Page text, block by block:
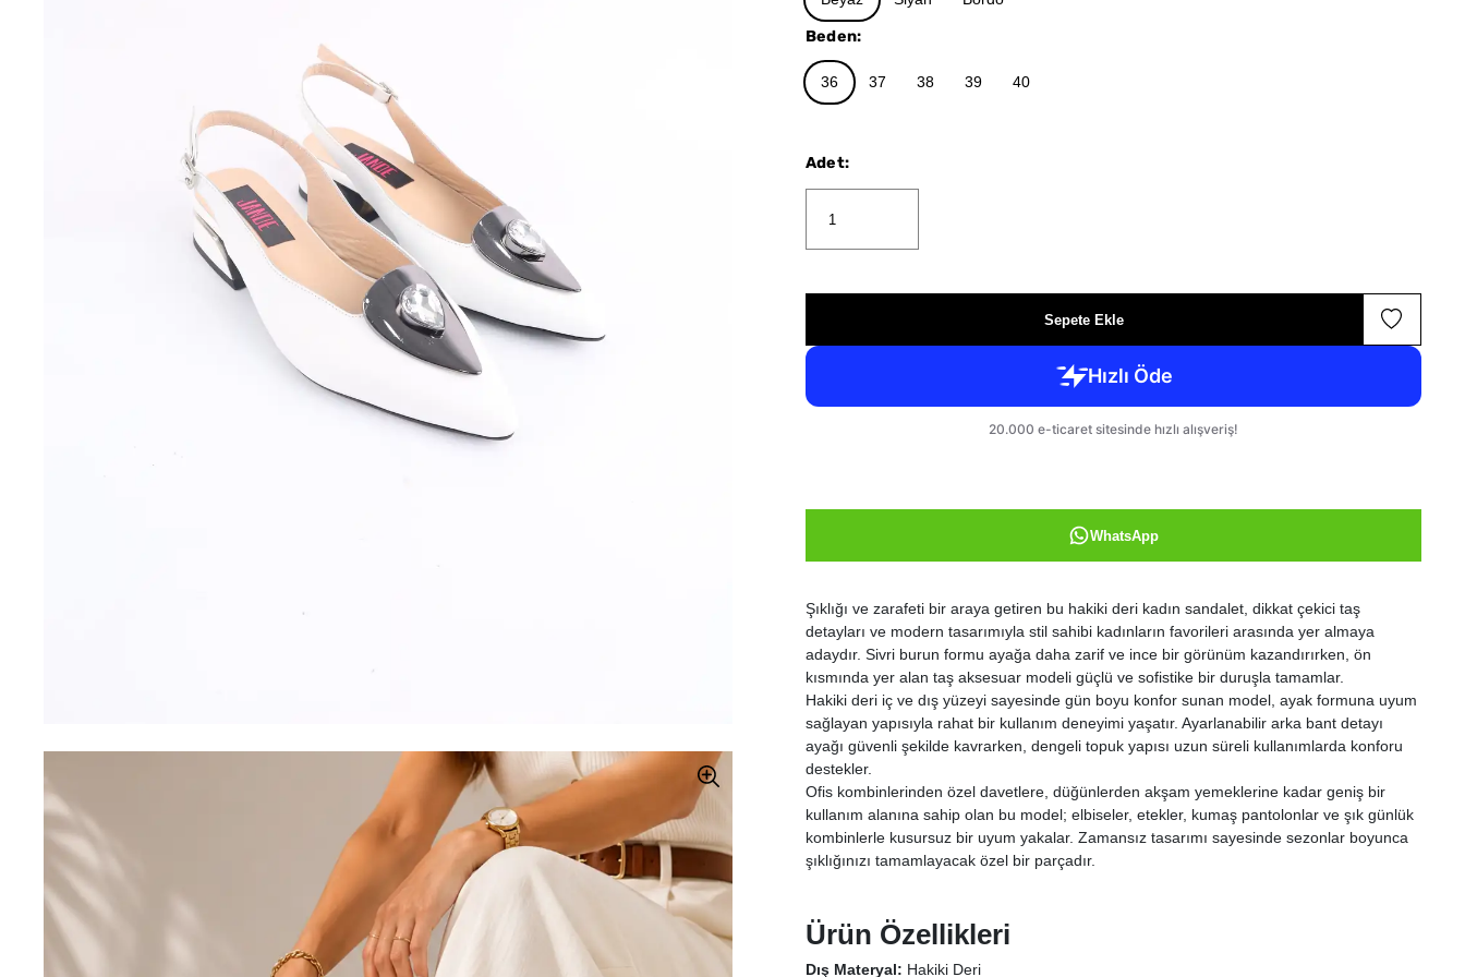
Şıklığı ve zarafeti bir araya getiren bu hakiki deri kadın sandalet, dikkat çekici taş
detayları ve modern tasarımıyla stil sahibi kadınların favorileri arasında yer almaya
adaydır. Sivri burun formu ayağa daha zarif ve ince bir görünüm kazandırırken, ön
kısmında yer alan taş aksesuar modeli güçlü ve sofistike bir duruşla tamamlar.
Hakiki deri iç ve dış yüzeyi sayesinde gün boyu konfor sunan model, ayak formuna uyum
sağlayan yapısıyla rahat bir kullanım deneyimi yaşatır. Ayarlanabilir arka bant detayı
ayağı güvenli şekilde kavrarken, dengeli topuk yapısı uzun süreli kullanımlarda konforu
destekler.
Ofis kombinlerinden özel davetlere, düğünlerden akşam yemeklerine kadar geniş bir
kullanım alanına sahip olan bu model; elbiseler, etekler, kumaş pantolonlar ve şık günlük
kombinlerle kusursuz bir uyum yakalar. Zamansız tasarımı sayesinde sezonlar boyunca
şıklığınızı tamamlayacak özel bir parçadır.
Ürün Özellikleri
Dış Materyal: Hakiki Deri
Beden:
36 37 38 39 40
Adet:
Sepete Ekle
WhatsApp